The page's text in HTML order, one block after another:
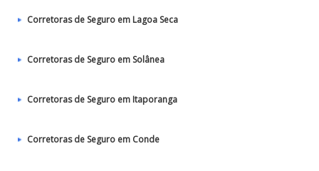
Corretoras de Seguro em Lagoa Seca
Corretoras de Seguro em Solânea
Corretoras de Seguro em Itaporanga
Corretoras de Seguro em Conde